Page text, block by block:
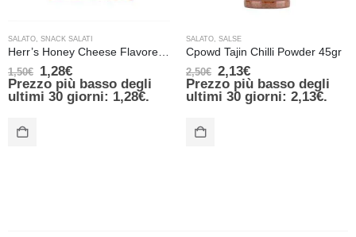
SALATO, SNACK SALATI
Herr’s Honey Cheese Flavored Curls 28 gr
1,50€ 1,28€
Prezzo più basso degli
ultimi 30 giorni: 1,28€.
SALATO, SALSE
Cpowd Tajin Chilli Powder 45gr
2,50€ 2,13€
Prezzo più basso degli
ultimi 30 giorni: 2,13€.